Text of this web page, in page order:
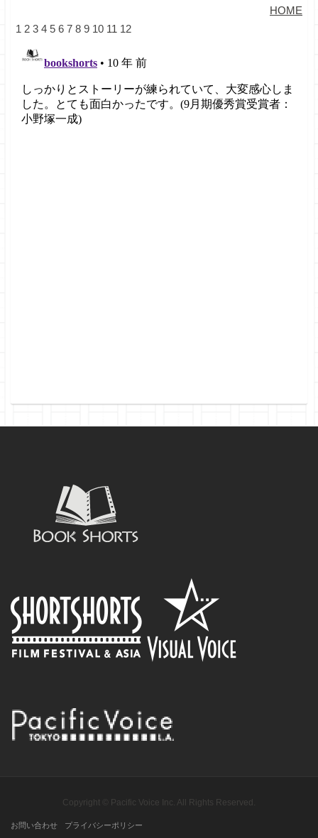
HOME
1 2 3 4 5 6 7 8 9 10 11 12
Copyright © Pacific Voice Inc. All Rights Reserved.
お問い合わせ プライバシーポリシー